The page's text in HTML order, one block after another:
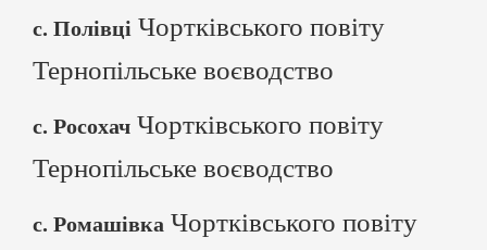
с. Полівці Чортківського повіту
Тернопільське воєводство
с. Росохач Чортківського повіту
Тернопільське воєводство
с. Ромашівка Чортківського повіту